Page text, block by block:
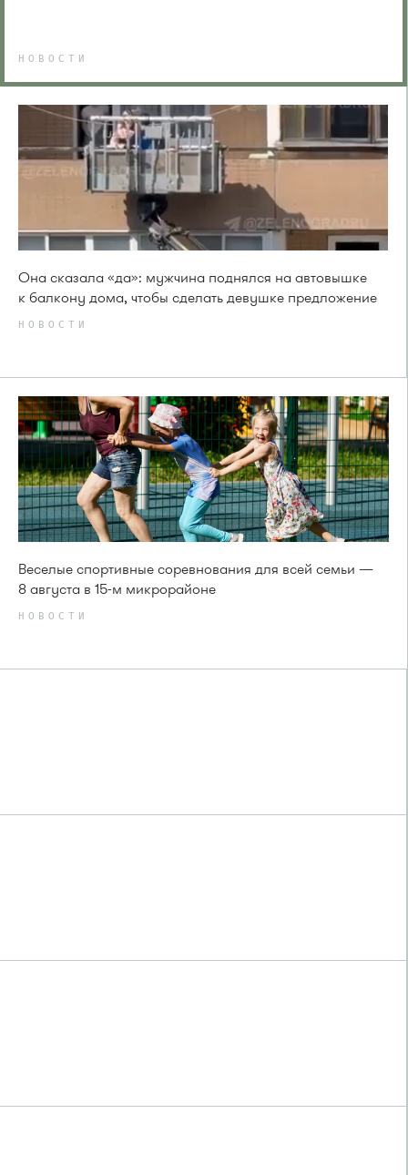
НОВОСТИ
Она сказала «да»: мужчина поднялся на автовышке
к балкону дома, чтобы сделать девушке предложение
НОВОСТИ
Веселые спортивные соревнования для всей семьи —
8 августа в 15-м микрорайоне
НОВОСТИ